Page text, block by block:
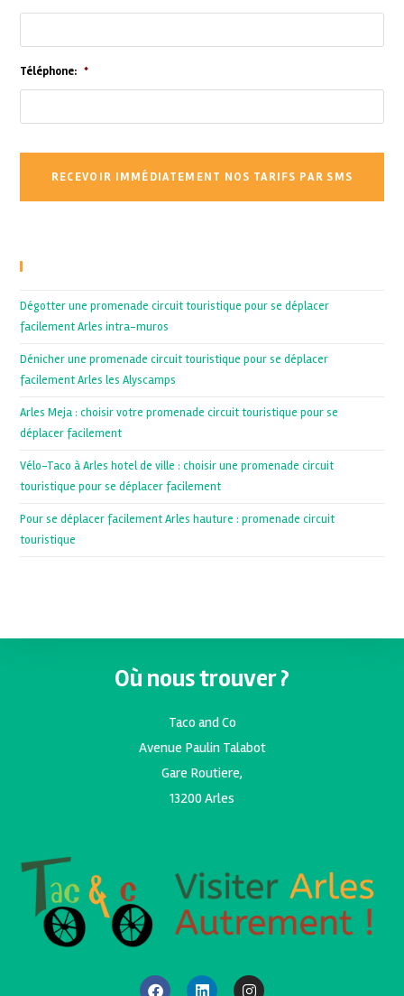
Téléphone: *
Dégotter une promenade circuit touristique pour se déplacer
facilement Arles intra-muros
Dénicher une promenade circuit touristique pour se déplacer
facilement Arles les Alyscamps
Arles Meja : choisir votre promenade circuit touristique pour se
déplacer facilement
Vélo-Taco à Arles hotel de ville : choisir une promenade circuit
touristique pour se déplacer facilement
Pour se déplacer facilement Arles hauture : promenade circuit
touristique
Où nous trouver ?
Taco and Co
Avenue Paulin Talabot
Gare Routiere,
13200 Arles